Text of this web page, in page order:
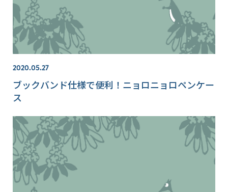
2020.05.27
ブックバンド仕様で便利！ニョロニョロペンケー
ス